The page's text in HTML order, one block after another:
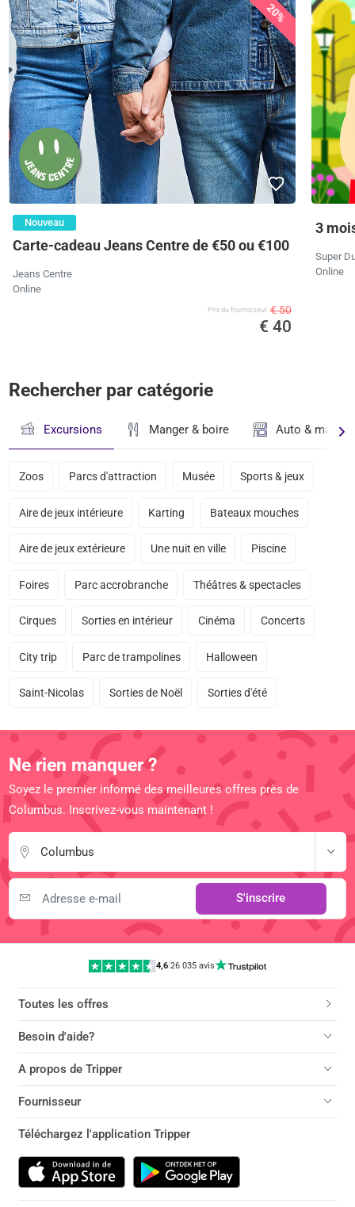
20%
Nouveau
Carte-cadeau Jeans Centre de €50 ou €100
Jeans Centre
Online
Prix ​​du fournisseur € 50
€ 40
3
Super
Online
Rechercher par catégorie
Excursions Manger & boire Auto &
Zoos Parcs d'attraction Musée Sports & jeux
Aire de jeux intérieure Karting Bateaux mouches
Aire de jeux extérieure Une nuit en ville Piscine
Foires Parc accrobranche Théâtres & spectacles
Cirques Sorties en intérieur Cinéma Concerts
City trip Parc de trampolines Halloween
Saint-Nicolas Sorties de Noël Sorties d'été
Ne rien manquer ?
Soyez le premier informé des meilleures offres près de
Columbus. Inscrivez-vous maintenant !
Columbus
S'inscrire
4,6 |26 035 avis
Toutes les offres
Besoin d'aide?
A propos de Tripper
Fournisseur
Téléchargez l'application Tripper